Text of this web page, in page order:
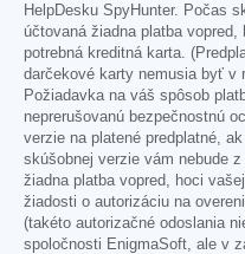
HelpDesku SpyHunter. Počas
účtovaná žiadna platba
potrebná kreditná karta.
darčekové karty nemusia byť v
Požiadavka na váš spôsob
neprerušovanú bezpečnostnú
verzie na platené predplatné,
skúšobnej verzie vám nebude
žiadna platba vopred, hoci
žiadosti o autorizáciu na
(takéto autorizačné odoslania
spoločnosti EnigmaSoft, ale v